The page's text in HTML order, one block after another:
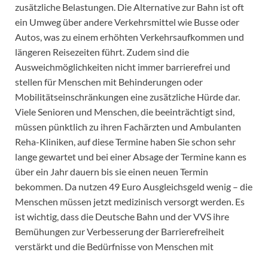
zusätzliche Belastungen. Die Alternative zur Bahn ist oft
ein Umweg über andere Verkehrsmittel wie Busse oder
Autos, was zu einem erhöhten Verkehrsaufkommen und
längeren Reisezeiten führt. Zudem sind die
Ausweichmöglichkeiten nicht immer barrierefrei und
stellen für Menschen mit Behinderungen oder
Mobilitätseinschränkungen eine zusätzliche Hürde dar.
Viele Senioren und Menschen, die beeinträchtigt sind,
müssen pünktlich zu ihren Fachärzten und Ambulanten
Reha-Kliniken, auf diese Termine haben Sie schon sehr
lange gewartet und bei einer Absage der Termine kann es
über ein Jahr dauern bis sie einen neuen Termin
bekommen. Da nutzen 49 Euro Ausgleichsgeld wenig – die
Menschen müssen jetzt medizinisch versorgt werden. Es
ist wichtig, dass die Deutsche Bahn und der VVS ihre
Bemühungen zur Verbesserung der Barrierefreiheit
verstärkt und die Bedürfnisse von Menschen mit